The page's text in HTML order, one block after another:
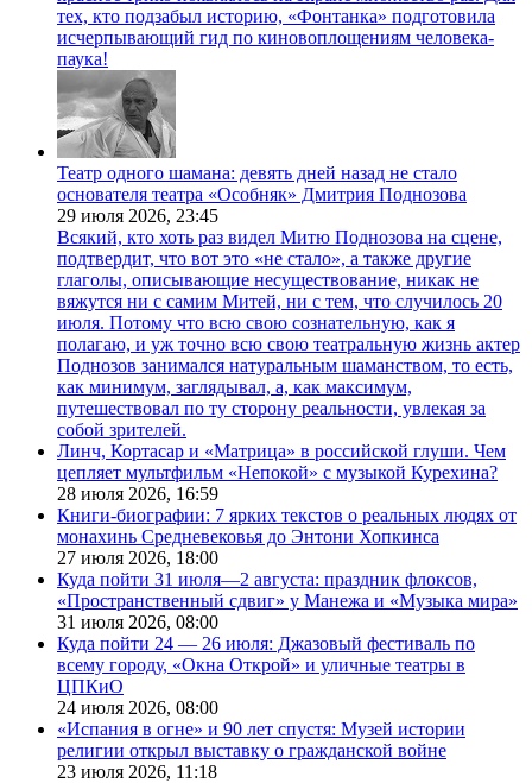
тех, кто подзабыл историю, «Фонтанка» подготовила
исчерпывающий гид по киновоплощениям человека-
паука!
Театр одного шамана: девять дней назад не стало
основателя театра «Особняк» Дмитрия Поднозова
29 июля 2026, 23:45
Всякий, кто хоть раз видел Митю Поднозова на сцене,
подтвердит, что вот это «не стало», а также другие
глаголы, описывающие несуществование, никак не
вяжутся ни с самим Митей, ни с тем, что случилось 20
июля. Потому что всю свою сознательную, как я
полагаю, и уж точно всю свою театральную жизнь актер
Поднозов занимался натуральным шаманством, то есть,
как минимум, заглядывал, а, как максимум,
путешествовал по ту сторону реальности, увлекая за
собой зрителей.
Линч, Кортасар и «Матрица» в российской глуши. Чем
цепляет мультфильм «Непокой» с музыкой Курехина?
28 июля 2026, 16:59
Книги-биографии: 7 ярких текстов о реальных людях от
монахинь Средневековья до Энтони Хопкинса
27 июля 2026, 18:00
Куда пойти 31 июля—2 августа: праздник флоксов,
«Пространственный сдвиг» у Манежа и «Музыка мира»
31 июля 2026, 08:00
Куда пойти 24 — 26 июля: Джазовый фестиваль по
всему городу, «Окна Открой» и уличные театры в
ЦПКиО
24 июля 2026, 08:00
«Испания в огне» и 90 лет спустя: Музей истории
религии открыл выставку о гражданской войне
23 июля 2026, 11:18